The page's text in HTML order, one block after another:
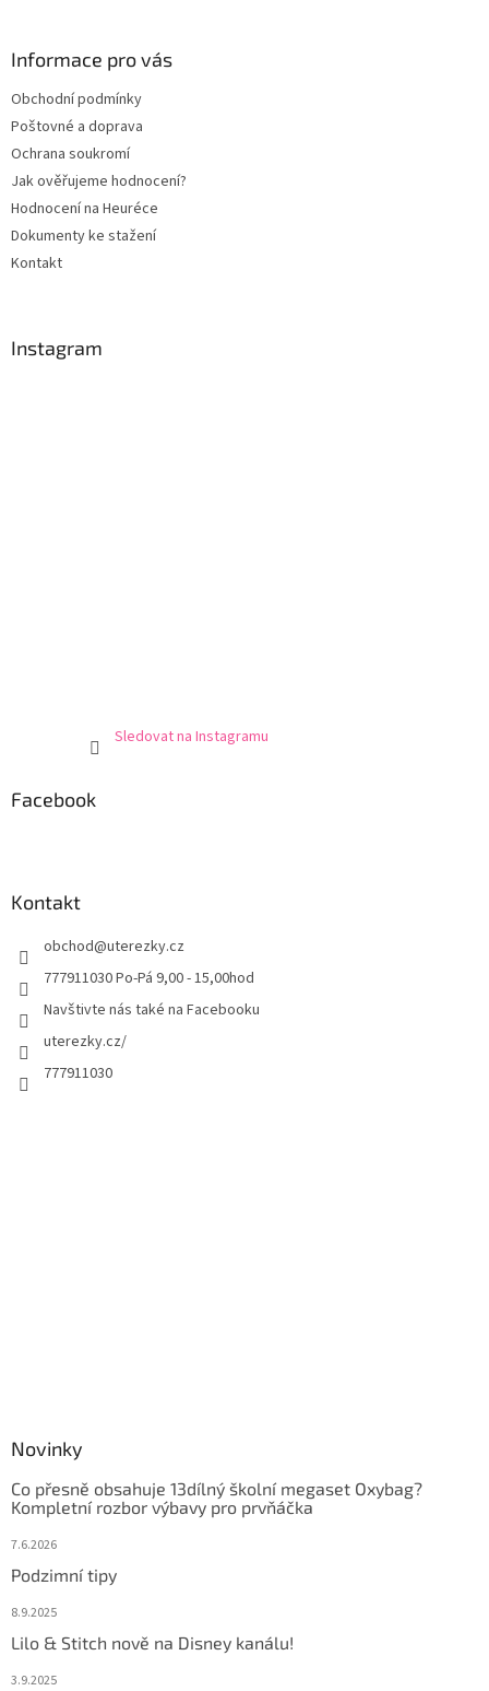
Informace pro vás
Obchodní podmínky
Poštovné a doprava
Ochrana soukromí
Jak ověřujeme hodnocení?
Hodnocení na Heuréce
Dokumenty ke stažení
Kontakt
Instagram
Sledovat na Instagramu
Facebook
Kontakt
obchod@uterezky.cz
777911030 Po-Pá 9,00 - 15,00hod
Navštivte nás také na Facebooku
uterezky.cz/
777911030
Novinky
Co přesně obsahuje 13dílný školní megaset Oxybag?
Kompletní rozbor výbavy pro prvňáčka
7.6.2026
Podzimní tipy
8.9.2025
Lilo & Stitch nově na Disney kanálu!
3.9.2025